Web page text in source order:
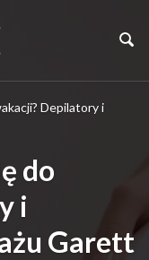
Depilatory i
do
i
Garett